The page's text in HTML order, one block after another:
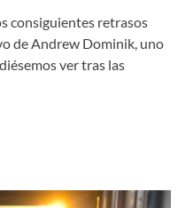
consiguientes retrasos
de Andrew Dominik, uno
ver tras las